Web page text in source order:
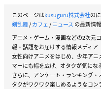
このページはkusuguru株式会社の
剣乱舞/カフェ/ニュース の最新情
アニメ・ゲーム・漫画などの2次元
報・話題をお届けする情報メディア
女性向けアニメをはじめ、少年ア
マーにも幅を広げ、オタクが気にな
さらに、アンケート・ランキング
タクがワクワク楽しめるようなコン